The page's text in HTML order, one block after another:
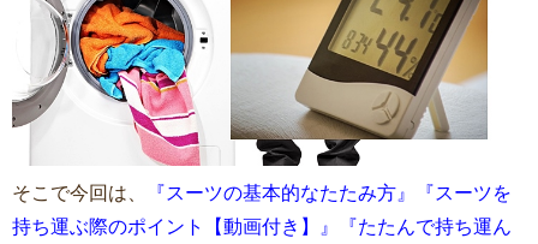
そこで今回は、
『スーツの基本的なたたみ方』『スーツを
持ち運ぶ際のポイント【動画付き】』『たたんで持ち運ん